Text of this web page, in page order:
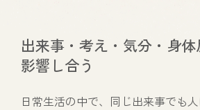
出来事・考え・気分・身
影響し合う
日常生活の中で、同じ出来事でも